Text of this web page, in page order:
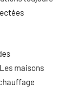
maisons